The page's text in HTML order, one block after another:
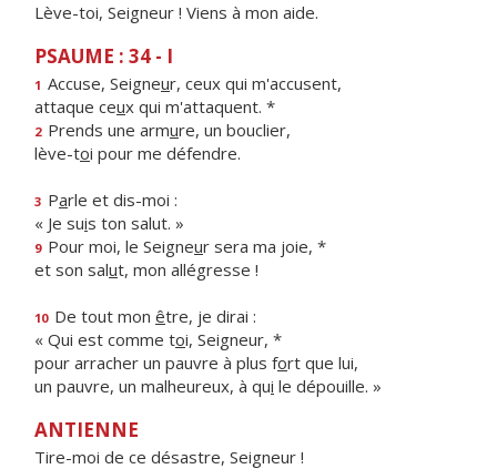
Lève-toi, Seigneur ! Viens à mon aide.
PSAUME : 34 - I
1 Accuse, Seigneur, ceux qui m'accusent,
attaque ceux qui m'attaquent. *
2 Prends une armure, un bouclier,
lève-toi pour me défendre.
3 Parle et dis-moi :
« Je suis ton salut. »
9 Pour moi, le Seigneur sera ma joie, *
et son salut, mon allégresse !
10 De tout mon être, je dirai :
« Qui est comme toi, Seigneur, *
pour arracher un pauvre à plus fort que lui,
un pauvre, un malheureux, à qui le dépouille. »
ANTIENNE
Tire-moi de ce désastre, Seigneur !